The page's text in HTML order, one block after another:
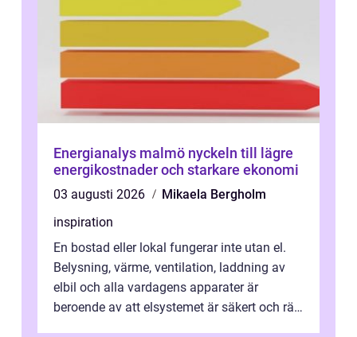
Energianalys malmö nyckeln till lägre
energikostnader och starkare ekonomi
03 augusti 2026
Mikaela Bergholm
inspiration
En bostad eller lokal fungerar inte utan el.
Belysning, värme, ventilation, laddning av
elbil och alla vardagens apparater är
beroende av att elsystemet är säkert och rätt